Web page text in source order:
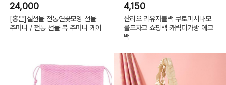
24,000
[홍은]설선물 전통연꽃모양 선물
주머니 / 전통 선물 복 주머니 케이
4,150
산리오 리유저블백 쿠로미시나모
롤포차코 쇼핑백 캐릭터가방 에코
백